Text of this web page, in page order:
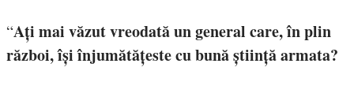
“Ați mai văzut vreodată un general care, în plin
război, își înjumătățeste cu bună știință armata?